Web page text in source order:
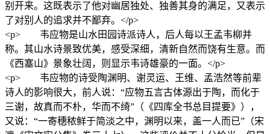
别开来。这既表示了他对幽居独处、独善其身的满足，又表示
了对别人的追求并不鄙弃。</p>
<p> 韦应物是山水田园诗派诗人，后人每以王孟韦柳并
称。其山水诗景致优美，感受深细，清新自然而饶有生意。而
《西塞山》景象壮阔，则显示韦诗雄豪的一面。</p>
<p> 韦应物的诗受陶渊明、谢灵运、王维、孟浩然等前辈
诗人的影响很大，前人说：“应物五言古体源出于陶，而化于
三谢，故真而不朴，华而不绮”（《四库全书总目提要》），
又说：“一寄穗秾鲜于简淡之中，渊明以来，盖一人而已”（宋